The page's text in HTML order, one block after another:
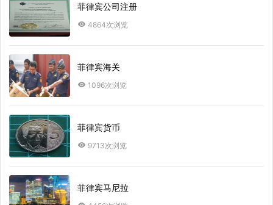
菲律宾公司注册
4864次浏览
菲律宾海关
1096次浏览
菲律宾货币
9713次浏览
菲律宾马尼拉